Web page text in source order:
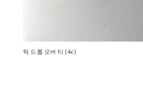
턱 드롭 오버 티 (4c)